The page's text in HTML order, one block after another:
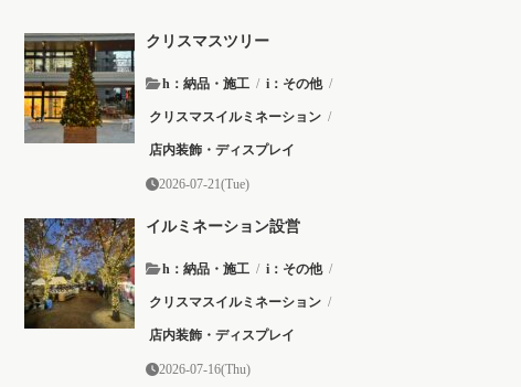
クリスマスツリー
h：納品・施工 / i：その他 /
クリスマスイルミネーション /
店内装飾・ディスプレイ
2026-07-21(Tue)
イルミネーション設営
h：納品・施工 / i：その他 /
クリスマスイルミネーション /
店内装飾・ディスプレイ
2026-07-16(Thu)